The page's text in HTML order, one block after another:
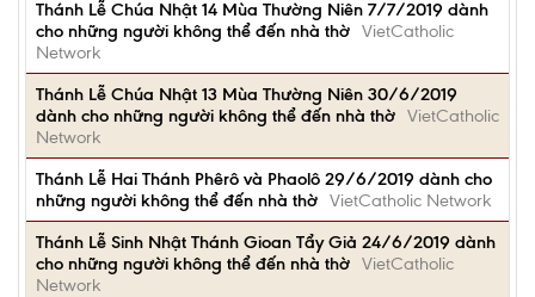
Thánh Lễ Chúa Nhật 14 Mùa Thường Niên 7/7/2019 dành
cho những người không thể đến nhà thờ VietCatholic
Network
Thánh Lễ Chúa Nhật 13 Mùa Thường Niên 30/6/2019
dành cho những người không thể đến nhà thờ VietCatholic
Network
Thánh Lễ Hai Thánh Phêrô và Phaolô 29/6/2019 dành cho
những người không thể đến nhà thờ VietCatholic Network
Thánh Lễ Sinh Nhật Thánh Gioan Tẩy Giả 24/6/2019 dành
cho những người không thể đến nhà thờ VietCatholic
Network